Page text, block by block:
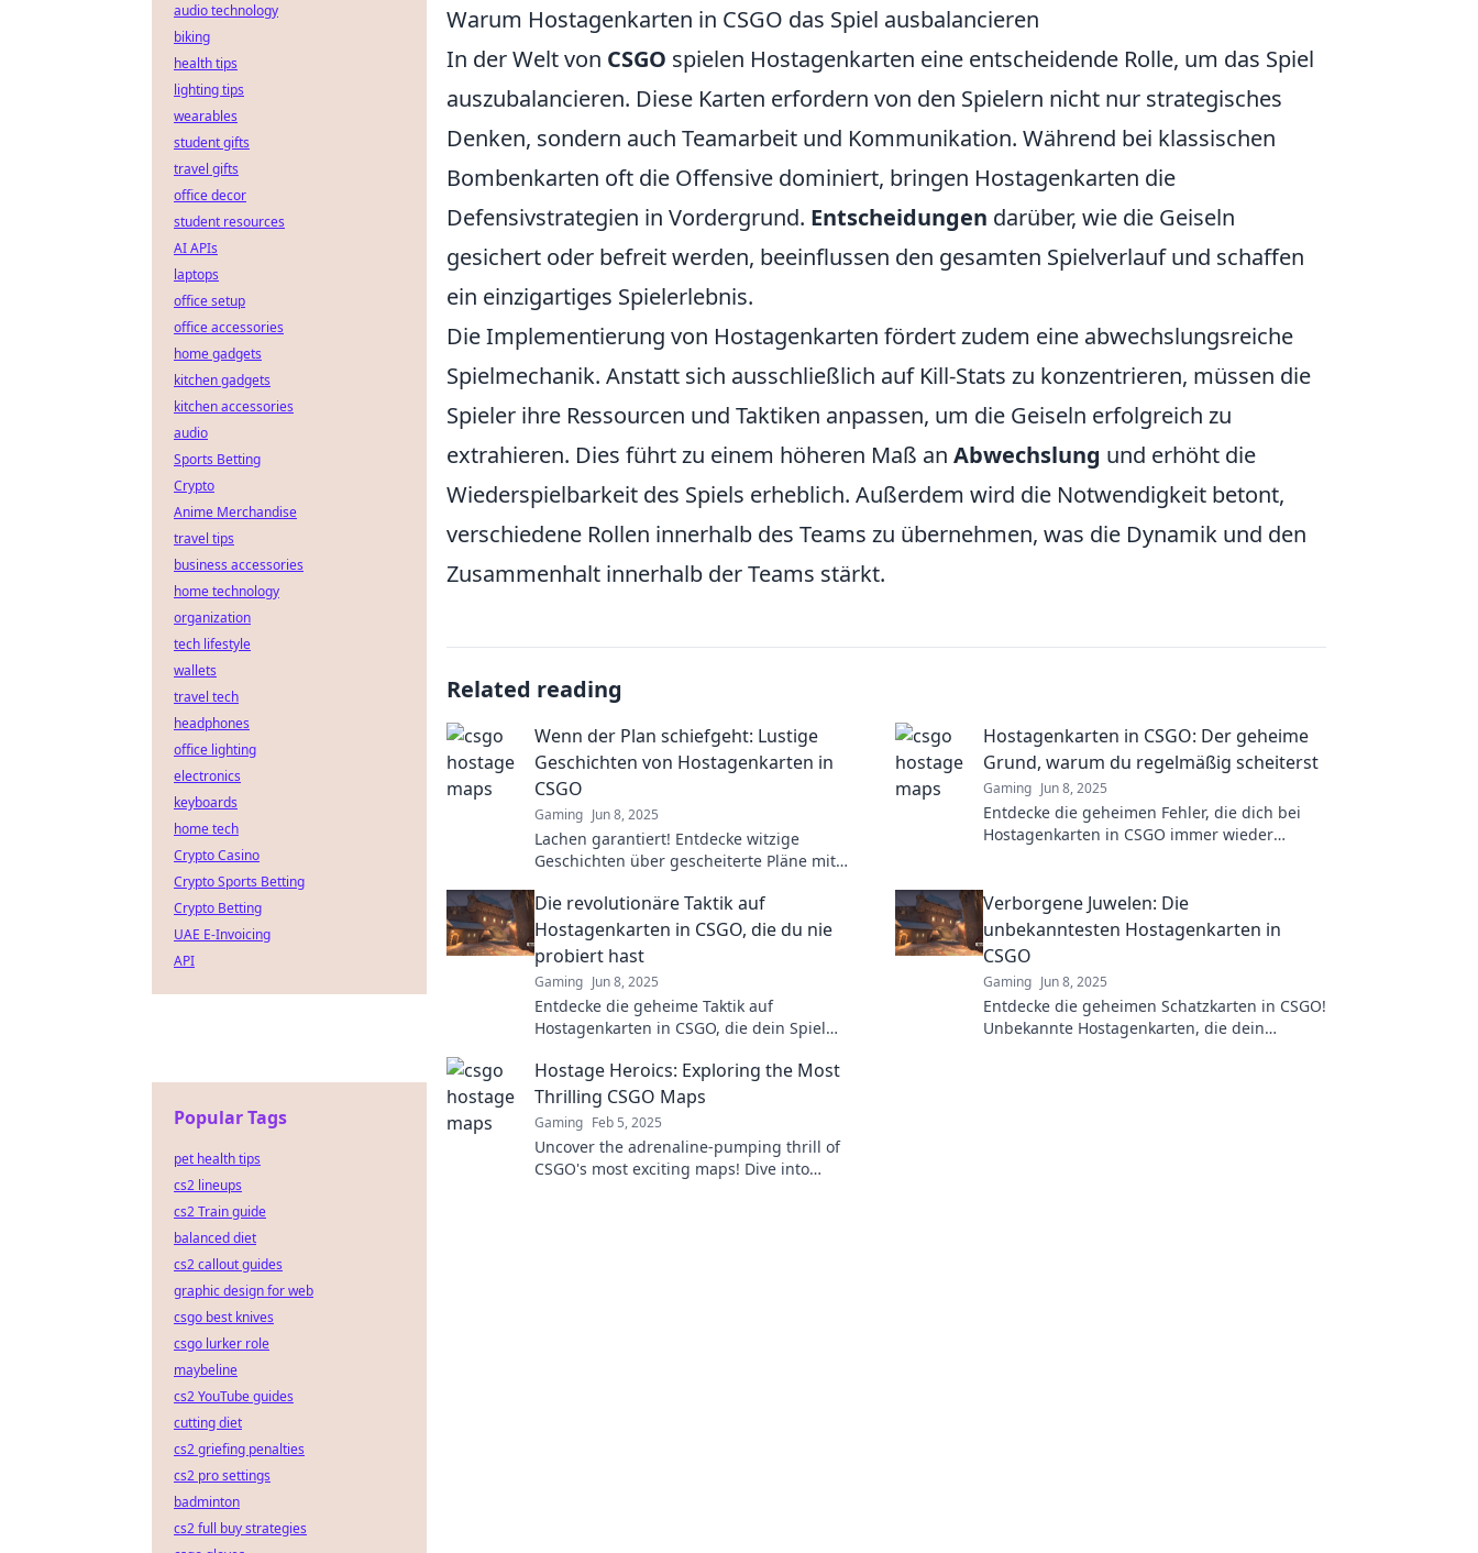
Warum Hostagenkarten in CSGO das Spiel ausbalancieren
In der Welt von CSGO spielen Hostagenkarten eine entscheidende Rolle, um das Spiel
auszubalancieren. Diese Karten erfordern von den Spielern nicht nur strategisches
Denken, sondern auch Teamarbeit und Kommunikation. Während bei klassischen
Bombenkarten oft die Offensive dominiert, bringen Hostagenkarten die
Defensivstrategien in Vordergrund. Entscheidungen darüber, wie die Geiseln
gesichert oder befreit werden, beeinflussen den gesamten Spielverlauf und schaffen
ein einzigartiges Spielerlebnis.
Die Implementierung von Hostagenkarten fördert zudem eine abwechslungsreiche
Spielmechanik. Anstatt sich ausschließlich auf Kill-Stats zu konzentrieren, müssen die
Spieler ihre Ressourcen und Taktiken anpassen, um die Geiseln erfolgreich zu
extrahieren. Dies führt zu einem höheren Maß an Abwechslung und erhöht die
Wiederspielbarkeit des Spiels erheblich. Außerdem wird die Notwendigkeit betont,
verschiedene Rollen innerhalb des Teams zu übernehmen, was die Dynamik und den
Zusammenhalt innerhalb der Teams stärkt.
Related reading
Wenn der Plan schiefgeht: Lustige
Geschichten von Hostagenkarten in
CSGO
Gaming Jun 8, 2025
Lachen garantiert! Entdecke witzige
Geschichten über gescheiterte Pläne mit
lustigsten Momente!
Hostagenkarten in CSGO: Der geheime
Grund, warum du regelmäßig scheiterst
Gaming Jun 8, 2025
Entdecke die geheimen Fehler, die dich bei
Hostagenkarten in CSGO immer wieder
Die revolutionäre Taktik auf
Hostagenkarten in CSGO, die du nie
probiert hast
Gaming Jun 8, 2025
Entdecke die geheime Taktik auf
Hostagenkarten in CSGO, die dein Spiel
gewinnen!
Verborgene Juwelen: Die
unbekanntesten Hostagenkarten in
CSGO
Gaming Jun 8, 2025
Entdecke die geheimen Schatzkarten in CSGO!
Unbekannte Hostagenkarten, die dein
Hostage Heroics: Exploring the Most
Thrilling CSGO Maps
Gaming Feb 5, 2025
Uncover the adrenaline-pumping thrill of
CSGO's most exciting maps! Dive into
audio technology
biking
health tips
lighting tips
wearables
student gifts
travel gifts
office decor
student resources
AI APIs
laptops
office setup
office accessories
home gadgets
kitchen gadgets
kitchen accessories
audio
Sports Betting
Crypto
Anime Merchandise
travel tips
business accessories
home technology
organization
tech lifestyle
wallets
travel tech
headphones
office lighting
electronics
keyboards
home tech
Crypto Casino
Crypto Sports Betting
Crypto Betting
UAE E-Invoicing
API
Popular Tags
pet health tips
cs2 lineups
cs2 Train guide
balanced diet
cs2 callout guides
graphic design for web
csgo best knives
csgo lurker role
maybeline
cs2 YouTube guides
cutting diet
cs2 griefing penalties
cs2 pro settings
badminton
cs2 full buy strategies